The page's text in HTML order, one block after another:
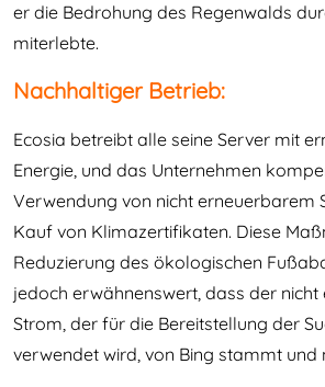
er die Bedrohung des Regenwalds
miterlebte.
Nachhaltiger Betrieb:
Ecosia betreibt alle seine Server mit
Energie, und das Unternehmen
Verwendung von nicht erneuerbarem
Kauf von Klimazertifikaten. Diese
Reduzierung des ökologischen
jedoch erwähnenswert, dass der
Strom, der für die Bereitstellung der
verwendet wird, von Bing stammt und